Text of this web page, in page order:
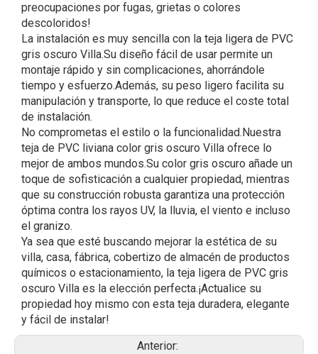
preocupaciones por fugas, grietas o colores
descoloridos!
La instalación es muy sencilla con la teja ligera de PVC
gris oscuro Villa.Su diseño fácil de usar permite un
montaje rápido y sin complicaciones, ahorrándole
tiempo y esfuerzo.Además, su peso ligero facilita su
manipulación y transporte, lo que reduce el coste total
de instalación.
No comprometas el estilo o la funcionalidad.Nuestra
teja de PVC liviana color gris oscuro Villa ofrece lo
mejor de ambos mundos.Su color gris oscuro añade un
toque de sofisticación a cualquier propiedad, mientras
que su construcción robusta garantiza una protección
óptima contra los rayos UV, la lluvia, el viento e incluso
el granizo.
Ya sea que esté buscando mejorar la estética de su
villa, casa, fábrica, cobertizo de almacén de productos
químicos o estacionamiento, la teja ligera de PVC gris
oscuro Villa es la elección perfecta.¡Actualice su
propiedad hoy mismo con esta teja duradera, elegante
y fácil de instalar!
Anterior: